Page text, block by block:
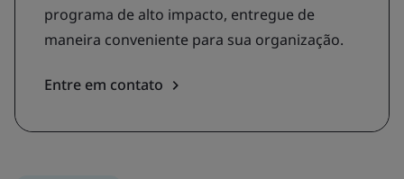
programa de alto impacto, entregue de
maneira conveniente para sua organização.
Entre em contato